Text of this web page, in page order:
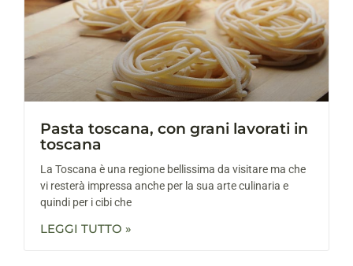
Pasta toscana, con grani lavorati in
toscana
La Toscana è una regione bellissima da visitare ma che
vi resterà impressa anche per la sua arte culinaria e
quindi per i cibi che
LEGGI TUTTO »